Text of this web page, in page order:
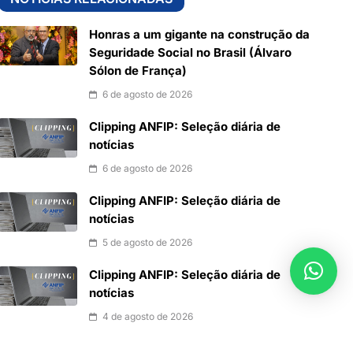
Honras a um gigante na construção da
Seguridade Social no Brasil (Álvaro
Sólon de França)
6 de agosto de 2026
Clipping ANFIP: Seleção diária de
notícias
6 de agosto de 2026
Clipping ANFIP: Seleção diária de
notícias
5 de agosto de 2026
Clipping ANFIP: Seleção diária de
notícias
4 de agosto de 2026